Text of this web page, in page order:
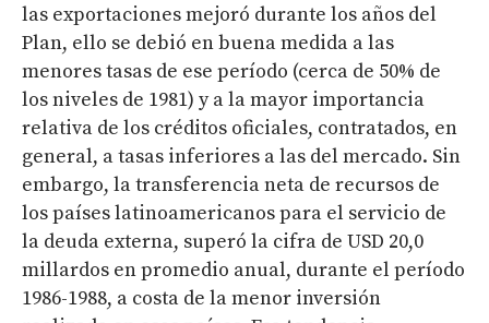
las exportaciones mejoró durante los años del
Plan, ello se debió en buena medida a las
menores tasas de ese período (cerca de 50% de
los niveles de 1981) y a la mayor importancia
relativa de los créditos oficiales, contratados, en
general, a tasas inferiores a las del mercado. Sin
embargo, la transferencia neta de recursos de
los países latinoamericanos para el servicio de
la deuda externa, superó la cifra de USD 20,0
millardos en promedio anual, durante el período
1986-1988, a costa de la menor inversión